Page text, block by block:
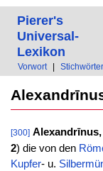
Pierer's
Universal-
Lexikon
Vorwort Stichwörter
[300] Alexandrīnus,
2) die von den
Kupfer- u.